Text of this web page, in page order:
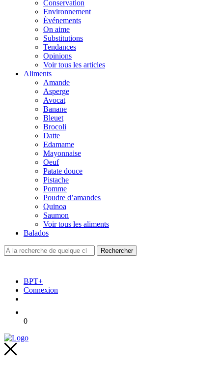
Conservation
Environnement
Événements
On aime
Substitutions
Tendances
Opinions
Voir tous les articles
Aliments
Amande
Asperge
Avocat
Banane
Bleuet
Brocoli
Datte
Edamame
Mayonnaise
Oeuf
Patate douce
Pistache
Pomme
Poudre d’amandes
Quinoa
Saumon
Voir tous les aliments
Balados
BPT+
Connexion
0